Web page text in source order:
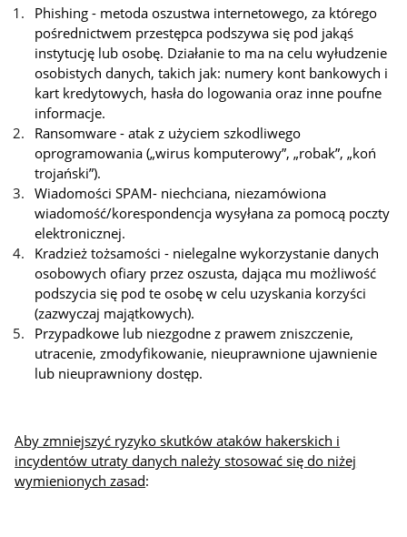
Phishing - metoda oszustwa internetowego, za którego
pośrednictwem przestępca podszywa się pod jakąś
instytucję lub osobę. Działanie to ma na celu wyłudzenie
osobistych danych, takich jak: numery kont bankowych i
kart kredytowych, hasła do logowania oraz inne poufne
informacje.
Ransomware - atak z użyciem szkodliwego
oprogramowania („wirus komputerowy”, „robak”, „koń
trojański”).
Wiadomości SPAM- niechciana, niezamówiona
wiadomość/korespondencja wysyłana za pomocą poczty
elektronicznej.
Kradzież tożsamości - nielegalne wykorzystanie danych
osobowych ofiary przez oszusta, dająca mu możliwość
podszycia się pod te osobę w celu uzyskania korzyści
(zazwyczaj majątkowych).
Przypadkowe lub niezgodne z prawem zniszczenie,
utracenie, zmodyfikowanie, nieuprawnione ujawnienie
lub nieuprawniony dostęp.
Aby zmniejszyć ryzyko skutków ataków hakerskich i
incydentów utraty danych należy stosować się do niżej
wymienionych zasad: